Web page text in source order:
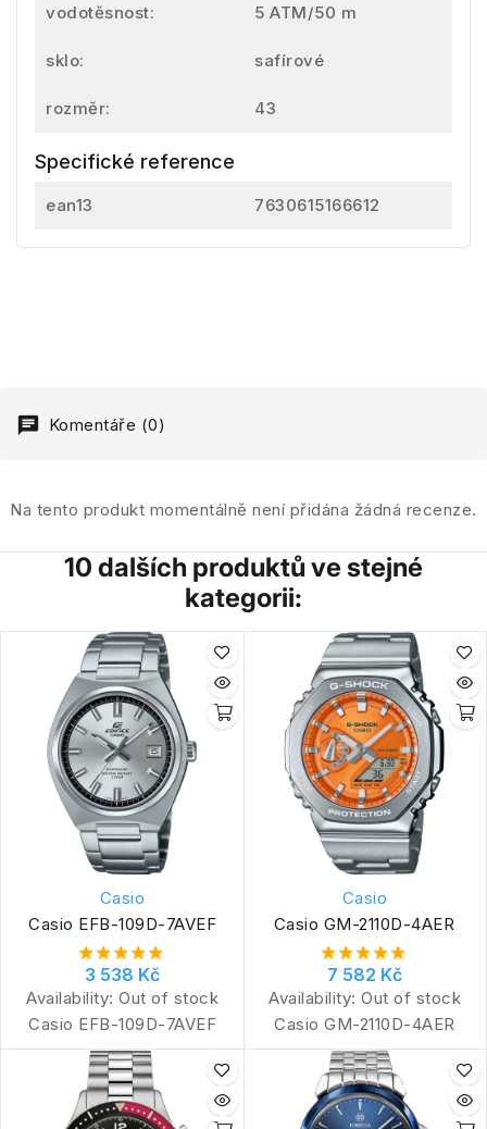
vodotěsnost: 5 ATM/50 m
sklo: safírové
rozměr: 43
Specifické reference
ean13 7630615166612
Komentáře (0)
Na tento produkt momentálně není přidána žádná recenze.
10 dalších produktů ve stejné
kategorii:
Casio
Casio EFB-109D-7AVEF
3 538 Kč
Availability: Out of stock
Casio EFB-109D-7AVEF
Casio
Casio GM-2110D-4AER
7 582 Kč
Availability: Out of stock
Casio GM-2110D-4AER